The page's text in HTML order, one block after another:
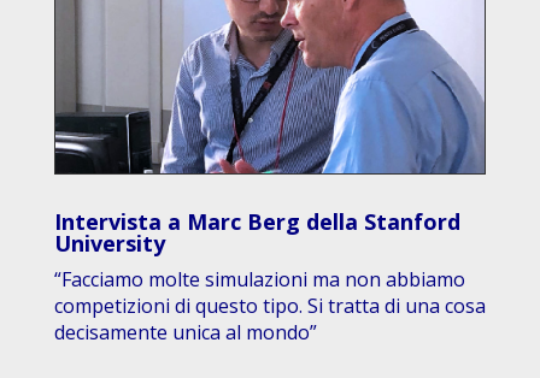
Intervista a Marc Berg della Stanford
University
“Facciamo molte simulazioni ma non abbiamo
competizioni di questo tipo. Si tratta di una cosa
decisamente unica al mondo”